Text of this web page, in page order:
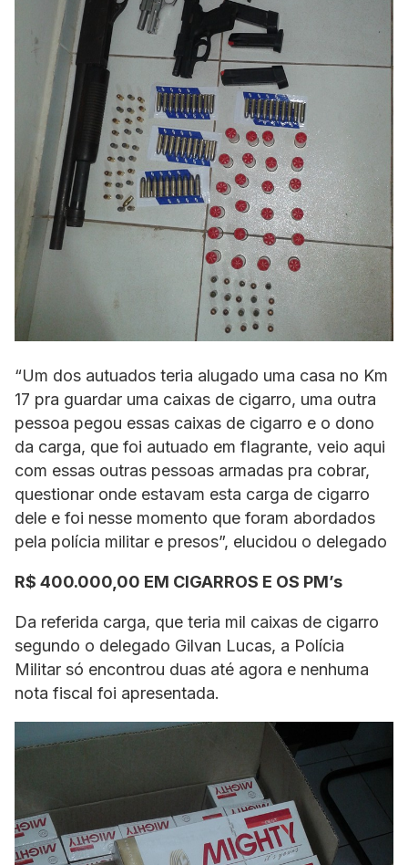
“Um dos autuados teria alugado uma casa no Km
17 pra guardar uma caixas de cigarro, uma outra
pessoa pegou essas caixas de cigarro e o dono
da carga, que foi autuado em flagrante, veio aqui
com essas outras pessoas armadas pra cobrar,
questionar onde estavam esta carga de cigarro
dele e foi nesse momento que foram abordados
pela polícia militar e presos”, elucidou o delegado
R$ 400.000,00 EM CIGARROS E OS PM’s
Da referida carga, que teria mil caixas de cigarro
segundo o delegado Gilvan Lucas, a Polícia
Militar só encontrou duas até agora e nenhuma
nota fiscal foi apresentada.